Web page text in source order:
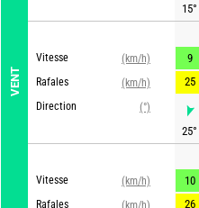
VENT
Vitesse
(km/h)
Rafales
(km/h)
Direction
(°)
Vitesse
(km/h)
Rafales
(km/h)
15°
9
25
25°
10
26